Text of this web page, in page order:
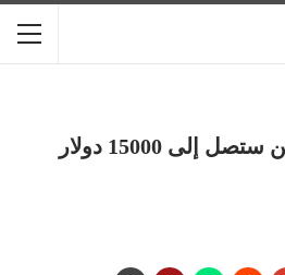
أشهر المحللين بيتكوين ستصل إلى 15000 دولار